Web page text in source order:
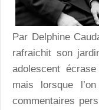
Par Delphine
rafraichit son
adolescent
mais lorsque
commentaires